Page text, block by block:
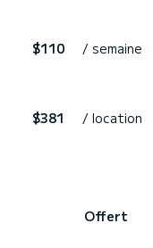
$110 / semaine
$381 / location
Offert